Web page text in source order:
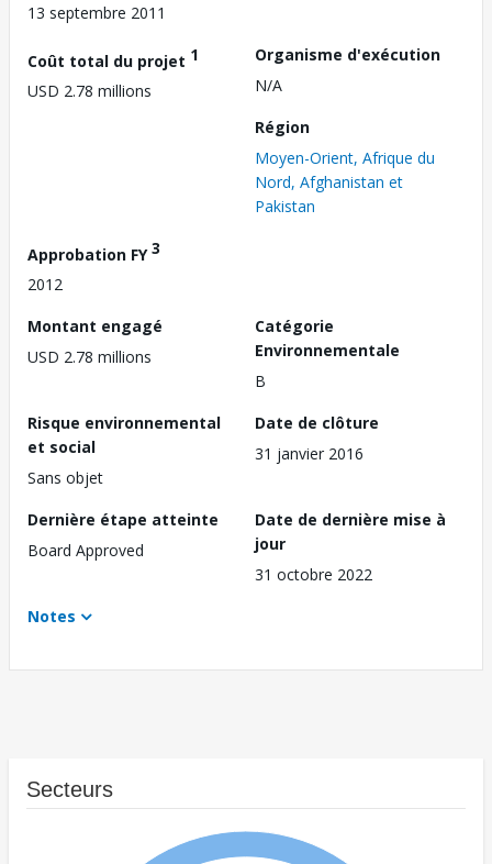
13 septembre 2011
Coût total du projet 1
USD 2.78 millions
Organisme d'exécution
N/A
Région
Moyen-Orient, Afrique du
Nord, Afghanistan et
Pakistan
Approbation FY3
2012
Montant engagé
USD 2.78 millions
Catégorie
Environnementale
B
Risque environnemental
et social
Sans objet
Date de clôture
31 janvier 2016
Dernière étape atteinte
Board Approved
Date de dernière mise à
jour
31 octobre 2022
Notes
Secteurs